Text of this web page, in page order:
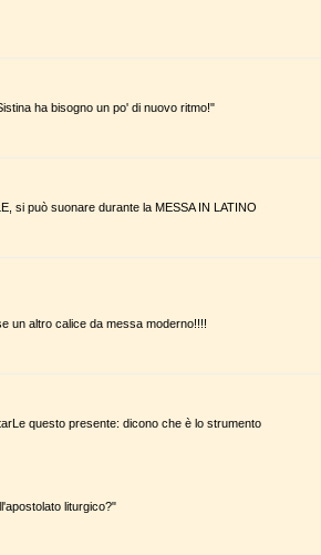
ha bisogno un po' di nuovo ritmo!"
si può suonare durante la MESSA IN LATINO
un altro calice da messa moderno!!!!
questo presente: dicono che è lo strumento
liturgico?"